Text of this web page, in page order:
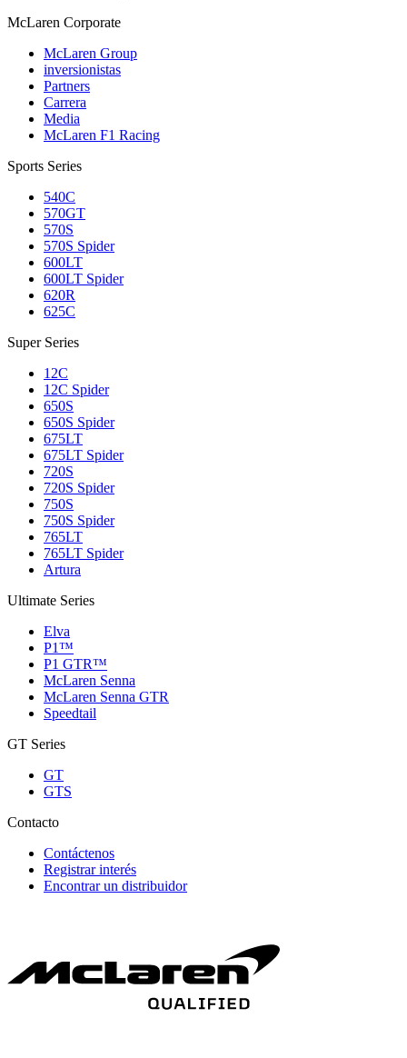
McLaren Corporate
McLaren Group
inversionistas
Partners
Carrera
Media
McLaren F1 Racing
Sports Series
540C
570GT
570S
570S Spider
600LT
600LT Spider
620R
625C
Super Series
12C
12C Spider
650S
650S Spider
675LT
675LT Spider
720S
720S Spider
750S
750S Spider
765LT
765LT Spider
Artura
Ultimate Series
Elva
P1™
P1 GTR™
McLaren Senna
McLaren Senna GTR
Speedtail
GT Series
GT
GTS
Contacto
Contáctenos
Registrar interés
Encontrar un distribuidor